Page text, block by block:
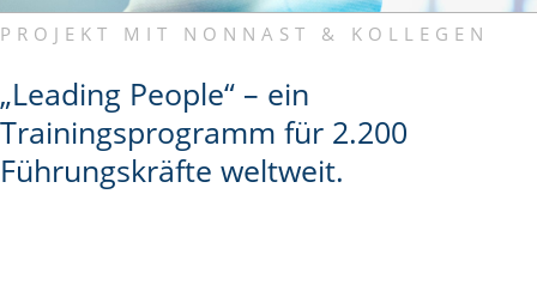
PROJEKT MIT NONNAST & KOLLEGEN
„Leading People“ – ein
Trainingsprogramm für 2.200
Führungskräfte weltweit.